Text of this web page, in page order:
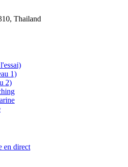
Thailand
1)
2)
en direct